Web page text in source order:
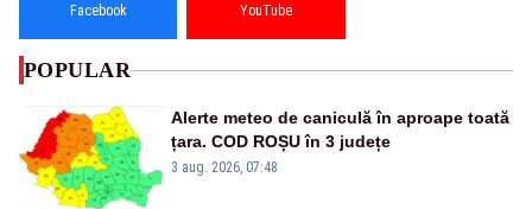
Facebook YouTube
POPULAR
Alerte meteo de caniculă în aproape toată
țara. COD ROȘU în 3 județe
3 aug. 2026, 07:48